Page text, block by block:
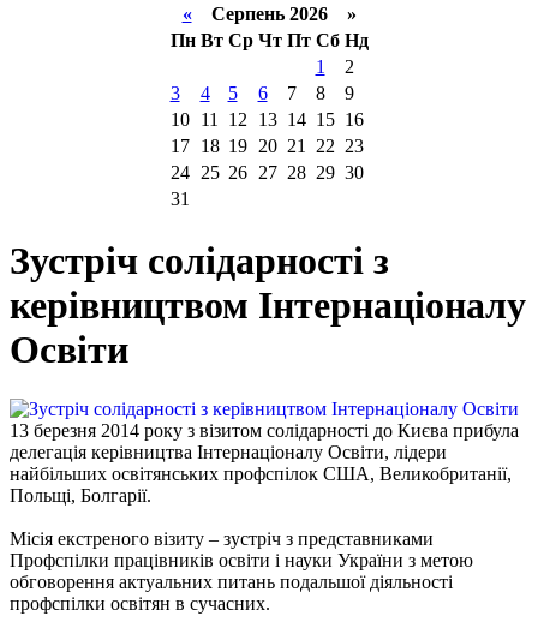
«Серпень 2026 »
Пн Вт Ср Чт Пт Сб Нд
1
2
3
4 5 6 7 8
9
10
11 12 13 14 15 16
17
18 19 20 21 22 23
24
25 26 27 28 29 30
31
Зустріч солідарності з
керівництвом Інтернаціоналу
Освіти
13 березня 2014 року з візитом солідарності до Києва прибула
делегація керівництва Інтернаціоналу Освіти, лідери
найбільших освітянських профспілок США, Великобританії,
Польщі, Болгарії.
Місія екстреного візиту – зустріч з представниками
Профспілки працівників освіти і науки України з метою
обговорення актуальних питань подальшої діяльності
профспілки освітян в сучасних.